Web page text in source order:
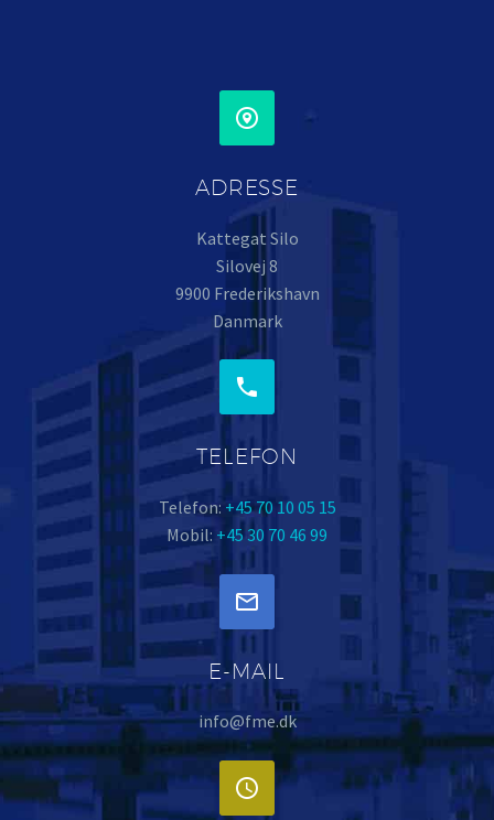


ADRESSE
Kattegat Silo
Silovej 8
9900 Frederikshavn
Danmark


TELEFON
Telefon: +45 70 10 05 15
Mobil: +45 30 70 46 99


E-MAIL
info@fme.dk

